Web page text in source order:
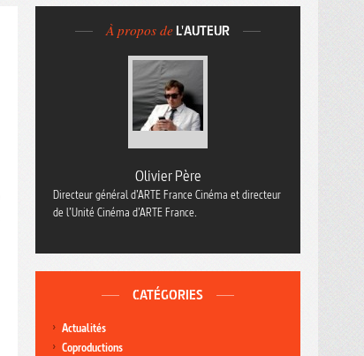
À propos de L'AUTEUR
Olivier Père
Directeur général d’ARTE France Cinéma et directeur
de l’Unité Cinéma d’ARTE France.
CATÉGORIES
Actualités
Coproductions